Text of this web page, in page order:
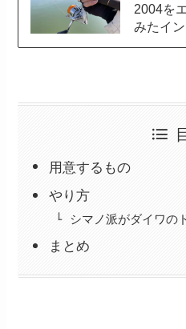
2004を
みたイ
用意するもの
やり方
シマノ派がダイワの
まとめ